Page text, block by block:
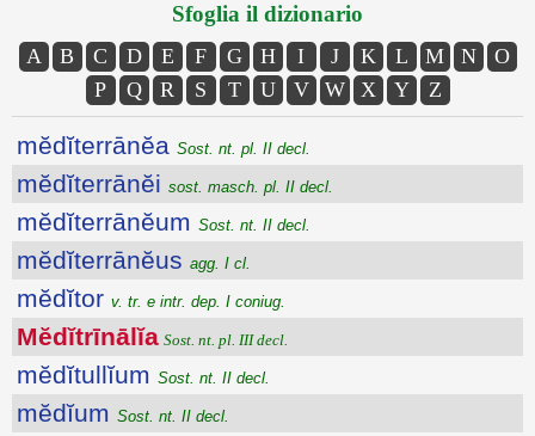
Sfoglia il dizionario
A B C D E F G H I J K L M N
O
P
Q R S T U V W X Y Z
mĕdĭterrānĕa Sost. nt. pl. II decl.
mĕdĭterrānĕi sost. masch. pl. II decl.
mĕdĭterrānĕum Sost. nt. II decl.
mĕdĭterrānĕus agg. I cl.
mĕdĭtor v. tr. e intr. dep. I coniug.
Mĕdĭtrīnālĭa Sost. nt. pl. III decl.
mĕdĭtullĭum Sost. nt. II decl.
mĕdĭum Sost. nt. II decl.